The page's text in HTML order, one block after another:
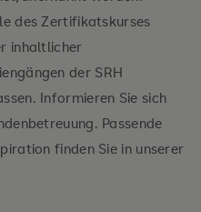
des Zertifikatskurses
inhaltlicher
der SRH
Informieren Sie sich
Passende
finden Sie in unserer